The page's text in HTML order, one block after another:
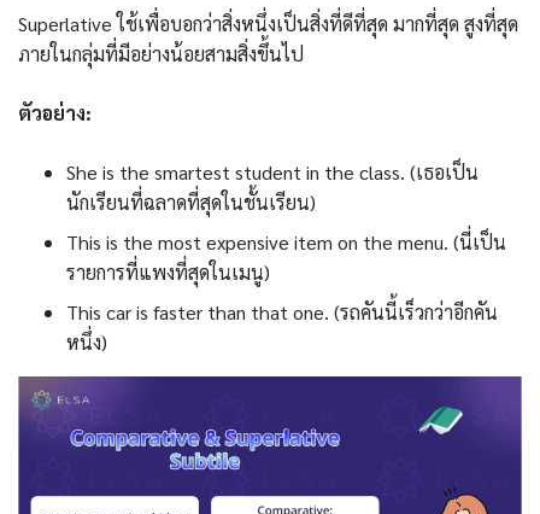
Superlative ใช้เพื่อบอกว่าสิ่งหนึ่งเป็นสิ่งที่ดีที่สุด มากที่สุด สูงที่สุด
ภายในกลุ่มที่มีอย่างน้อยสามสิ่งขึ้นไป
ตัวอย่าง:
She is the smartest student in the class. (เธอเป็น
นักเรียนที่ฉลาดที่สุดในชั้นเรียน)
This is the most expensive item on the menu. (นี่เป็น
รายการที่แพงที่สุดในเมนู)
This car is faster than that one. (รถคันนี้เร็วกว่าอีกคัน
หนึ่ง)